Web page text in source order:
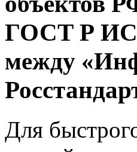
ГОСТ Р
между
Для